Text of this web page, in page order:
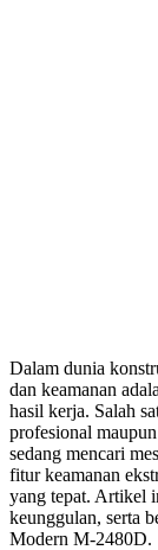
Dalam dunia
dan keamanan
hasil kerja. Salah
profesional
sedang mencari
fitur keamanan
yang tepat. Artikel
keunggulan, serta
Modern M-2480D.